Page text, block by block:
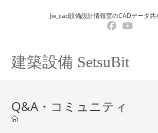
Jw_cad設備設計情報室のCADデータ共
建築設備 SetsuBit
Q&A・コミュニティ